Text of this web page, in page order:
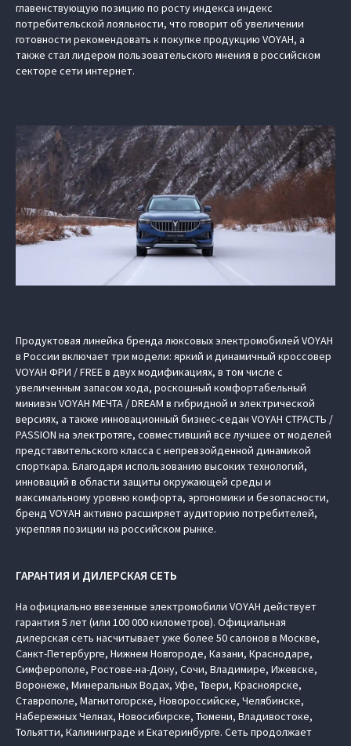
главенствующую позицию по росту индекса индекс
потребительской лояльности, что говорит об увеличении
готовности рекомендовать к покупке продукцию VOYAH, а
также стал лидером пользовательского мнения в российском
секторе сети интернет.
Продуктовая линейка бренда люксовых электромобилей VOYAH
в России включает три модели: яркий и динамичный кроссовер
VOYAH ФРИ / FREE в двух модификациях, в том числе с
увеличенным запасом хода, роскошный комфортабельный
минивэн VOYAH МЕЧТА / DREAM в гибридной и электрической
версиях, а также инновационный бизнес-седан VOYAH СТРАСТЬ /
PASSION на электротяге, совместивший все лучшее от моделей
представительского класса с непревзойденной динамикой
спорткара. Благодаря использованию высоких технологий,
инноваций в области защиты окружающей среды и
максимальному уровню комфорта, эргономики и безопасности,
бренд VOYAH активно расширяет аудиторию потребителей,
укрепляя позиции на российском рынке.
ГАРАНТИЯ И ДИЛЕРСКАЯ СЕТЬ
На официально ввезенные электромобили VOYAH действует
гарантия 5 лет (или 100 000 километров). Официальная
дилерская сеть насчитывает уже более 50 салонов в Москве,
Санкт-Петербурге, Нижнем Новгороде, Казани, Краснодаре,
Симферополе, Ростове-на-Дону, Сочи, Владимире, Ижевске,
Воронеже, Минеральных Водах, Уфе, Твери, Красноярске,
Ставрополе, Магнитогорске, Новороссийске, Челябинске,
Набережных Челнах, Новосибирске, Тюмени, Владивостоке,
Тольятти, Калининграде и Екатеринбурге. Сеть продолжает